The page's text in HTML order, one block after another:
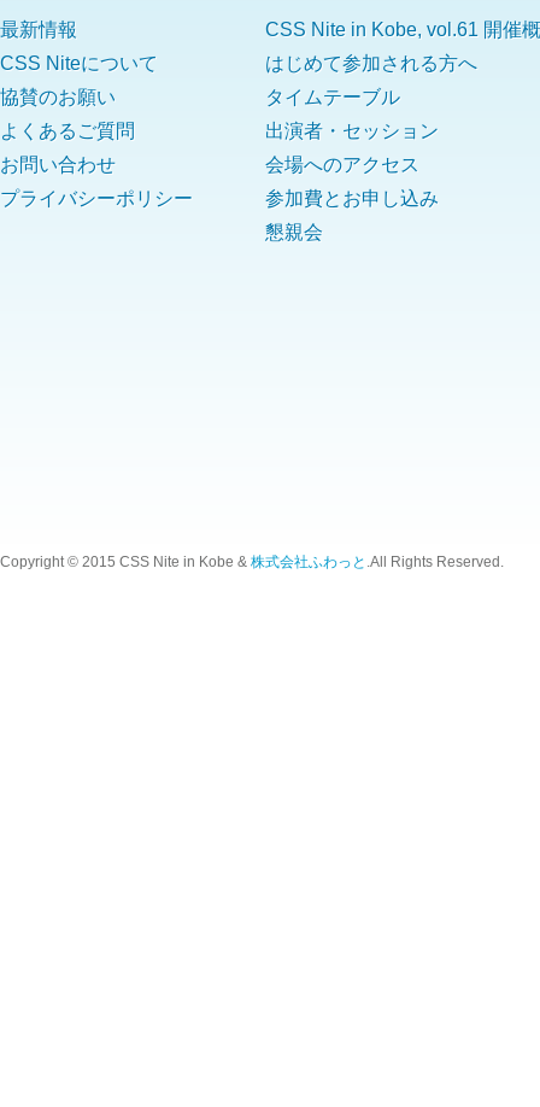
最新情報
CSS Niteについて
協賛のお願い
よくあるご質問
お問い合わせ
プライバシーポリシー
CSS Nite in Kobe, vol.61 開催
はじめて参加される方へ
タイムテーブル
出演者・セッション
会場へのアクセス
参加費とお申し込み
懇親会
Copyright © 2015 CSS Nite in Kobe & 株式会社ふわっと .All Rights Reserved.